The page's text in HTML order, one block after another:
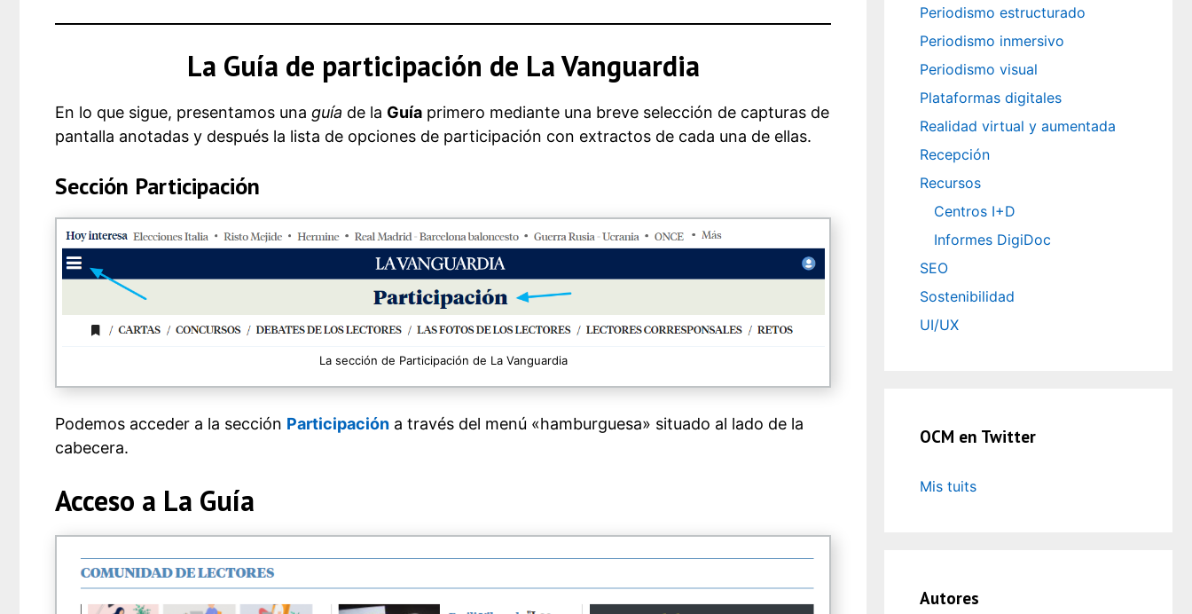
La Guía de participación de La Vanguardia
En lo que sigue, presentamos una guía de la Guía primero mediante una breve selección de capturas de
pantalla anotadas y después la lista de opciones de participación con extractos de cada una de ellas.
Sección Participación
La sección de Participación de La Vanguardia
Podemos acceder a la sección Participación a través del menú «hamburguesa» situado al lado de la
cabecera.
Acceso a La Guía
Periodismo estructurado
Periodismo inmersivo
Periodismo visual
Plataformas digitales
Realidad virtual y aumentada
Recepción
Recursos
Centros I+D
Informes DigiDoc
SEO
Sostenibilidad
UI/UX
OCM en Twitter
Mis tuits
Autores